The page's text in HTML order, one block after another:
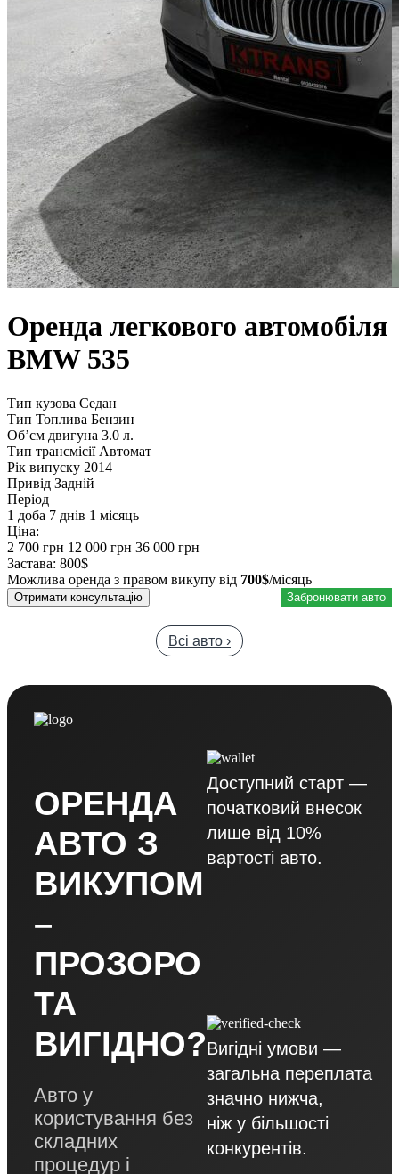
Оренда легкового автомобіля
BMW 535
Тип кузова Седан
Тип Топлива Бензин
Обʼєм двигуна 3.0 л.
Тип трансмісії Автомат
Рік випуску 2014
Привід Задній
Період
1 доба 7 днів 1 місяць
Ціна:
2 700 грн 12 000 грн 36 000 грн
Застава: 800$
Можлива оренда з правом викупу від 700$/місяць
Отримати консультацію Забронювати авто
Всі авто ›
ОРЕНДА
АВТО З
ВИКУПОМ
–
ПРОЗОРО
ТА
ВИГІДНО?
Авто у
користування без
складних
процедур і
Доступний старт —
початковий внесок
лише від 10%
вартості авто.
Вигідні умови —
загальна переплата
значно нижча,
ніж у більшості
конкурентів.